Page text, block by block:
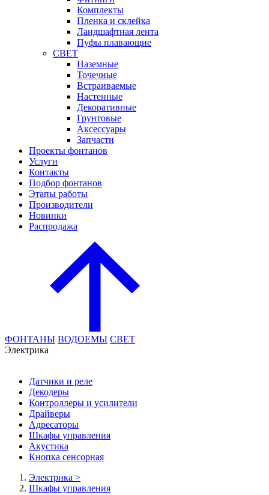
Комплекты
Пленка и склейка
Ландшафтная лента
Пуфы плавающие
СВЕТ
Наземные
Точечные
Встраиваемые
Настенные
Декоративные
Грунтовые
Аксессуары
Запчасти
Проекты фонтанов
Услуги
Контакты
Подбор фонтанов
Этапы работы
Производители
Новинки
Распродажа
ФОНТАНЫ ВОДОЕМЫ СВЕТ
Электрика
Датчики и реле
Декодеры
Контроллеры и усилители
Драйверы
Адресаторы
Шкафы управления
Акустика
Кнопка сенсорная
Электрика >
Шкафы управления